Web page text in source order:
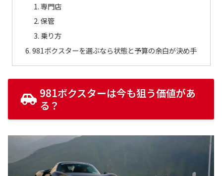
専門店
保管
乗り方
981ボクスターを選ぶなら状態と予算の余白が決め手
981ボクスターは今も狙う価値があ
る？